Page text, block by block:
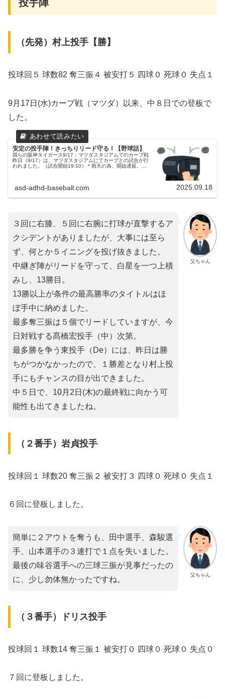
投手陣
（先発）村上投手【勝】
投球回５ 球数82 奪三振４ 被安打５ 四球０ 死球０ 失点１
9月17日(水)カープ戦（マツダ）以来、中８日での登板で
した。
安定の投手陣！きっちりリード守る！【野球話】
我らの阪神タイガース9/17：マツダスタジアムでのカープ戦
昨日（9/17）は、マツダスタジアムにてカープとの試合が行
われました。（試合開始19:10）＊雨天の為、開始遅延。両
asd-adhd-baseball.com 2025.09.18
父ちゃん
３回に右膝、５回に右腕に打球が直撃するア
クシデントがありましたが、大事には至ら
ず、何とか５イニングを投げ抜きました。
中継ぎ陣がリードを守って、白星を一つ上積
みし、13勝目。
13勝以上が条件の最高勝率のタイトルはほ
ぼ手中に納めました。
最多奪三振は５個でリードしていますが、今
日対戦する髙橋宏投手（中）次第。
最多勝を争う東投手（De）には、昨日は勝
ちがつかなかったので、１勝差となり村上投
手にもチャンスの目が出できました。
中５日で、10月2日(木)の最終戦に向かう可
能性も出てきましたね。
（２番手）岩貞投手
投球回１ 球数20 奪三振２ 被安打３ 四球０ 死球０ 失点１
６回に登板しました。
父ちゃん
簡単に２アウトを奪うも、田中選手、森駿選
手、山本選手の３連打で１点を失いました。
最後の味谷選手への三球三振が見事だったの
に、少し勿体無かったですね。
（３番手）ドリス投手
投球回１ 球数14 奪三振１ 被安打０ 四球０ 死球０ 失点０
７回に登板しました。